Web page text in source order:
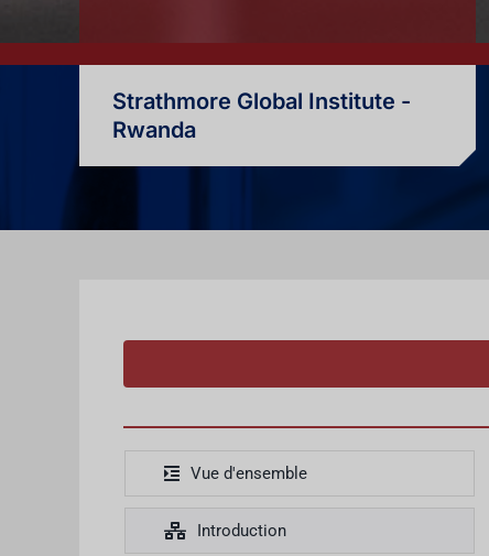
Strathmore Global Institute -
Rwanda
Vue d'ensemble
Introduction